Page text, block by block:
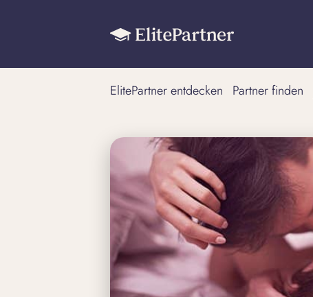
ElitePartner entdecken Partner finden